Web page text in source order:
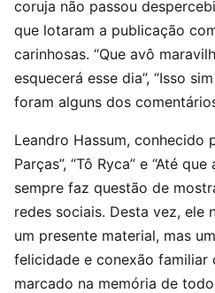
coruja não passou
que lotaram a publicação
carinhosas. “Que avô
esquecerá esse dia”, “Isso
foram alguns dos
Leandro Hassum, conhecido
Parças”, “Tô Ryca” e “Até
sempre faz questão de
redes sociais. Desta vez, ele
um presente material, mas
felicidade e conexão familiar
marcado na memória de